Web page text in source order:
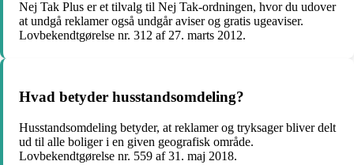
Nej Tak Plus er et tilvalg til Nej Tak-ordningen, hvor du udover
at undgå reklamer også undgår aviser og gratis ugeaviser.
Lovbekendtgørelse nr. 312 af 27. marts 2012.
Hvad betyder husstandsomdeling?
Husstandsomdeling betyder, at reklamer og tryksager bliver delt
ud til alle boliger i en given geografisk område.
Lovbekendtgørelse nr. 559 af 31. maj 2018.